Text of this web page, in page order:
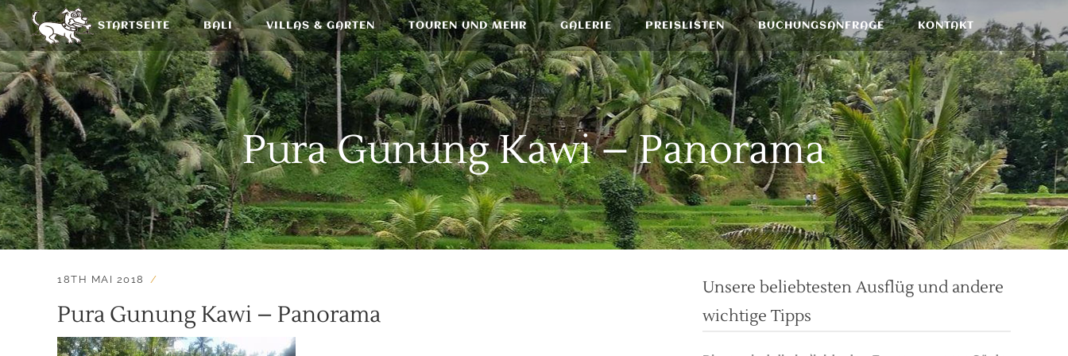
STARTSEITE BALI VILLAS & GARTEN TOUREN UND MEHR GALERIE PREISLISTEN BUCHUNGSANFRAGE KONTAKT
Pura Gunung Kawi – Panorama
18TH MAI 2018
Pura Gunung Kawi – Panorama
Unsere beliebtesten Ausflüg und andere
wichtige Tipps